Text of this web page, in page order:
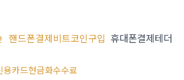
핸드폰결제비트코인구입 휴대폰결제테더
용카드현금화수수료